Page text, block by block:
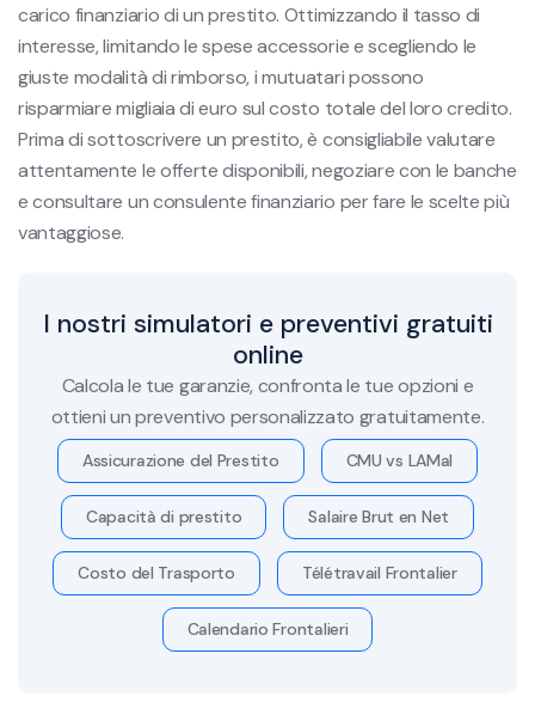
carico finanziario di un prestito. Ottimizzando il tasso di
interesse, limitando le spese accessorie e scegliendo le
giuste modalità di rimborso, i mutuatari possono
risparmiare migliaia di euro sul costo totale del loro credito.
Prima di sottoscrivere un prestito, è consigliabile valutare
attentamente le offerte disponibili, negoziare con le banche
e consultare un consulente finanziario per fare le scelte più
vantaggiose.
I nostri simulatori e preventivi gratuiti
online
Calcola le tue garanzie, confronta le tue opzioni e
ottieni un preventivo personalizzato gratuitamente.
Assicurazione del Prestito CMU vs LAMal
Capacità di prestito Salaire Brut en Net
Costo del Trasporto Télétravail Frontalier
Calendario Frontalieri